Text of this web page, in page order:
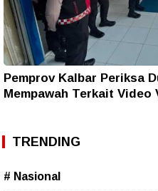
Pemprov Kalbar Periksa
Mempawah Terkait Video
TRENDING
# Nasional